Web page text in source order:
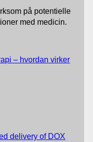
på potentielle
med medicin.
– hvordan virker
delivery of DOX